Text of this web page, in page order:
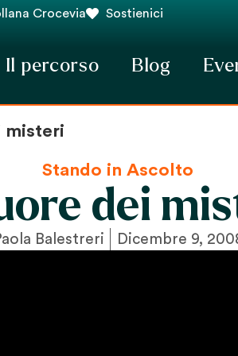
Crocevia Sostienici
Il percorso Blog
misteri
Stando in Ascolto
dei
Balestreri Dicembre 9,